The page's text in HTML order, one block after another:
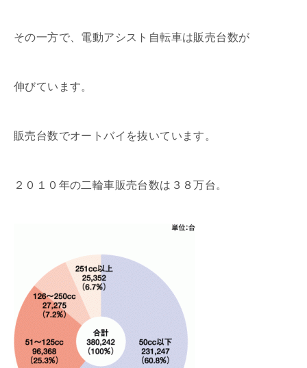
その一方で、電動アシスト自転車は販売台数が
伸びています。
販売台数でオートバイを抜いています。
２０１０年の二輪車販売台数は３８万台。